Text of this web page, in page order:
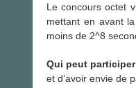
Le concours octet
mettant en avant
moins de 2^8
Qui peut
et d’avoir envie de